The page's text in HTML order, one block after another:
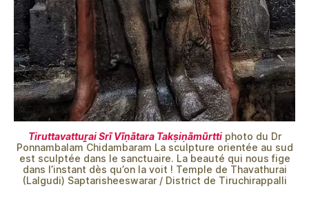
Tiruttavattuṟai Srī Vīṇātara Takṣiṇāmūrttiphoto du Dr
Ponnambalam Chidambaram La sculpture orientée au sud
est sculptée dans le sanctuaire. La beauté qui nous fige
dans l’instant dès qu’on la voit ! Temple de Thavathurai
(Lalgudi) Saptarisheeswarar / District de Tiruchirappalli